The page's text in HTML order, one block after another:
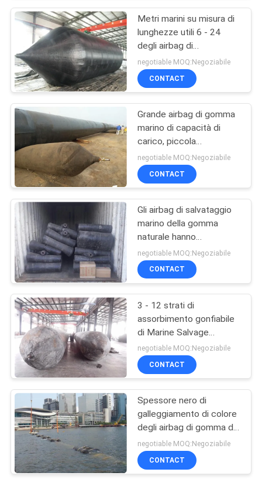
PRIVACY
POLICYCuscino
ammortizzatore
riempito di gomma
piuma
Marine Dock Fender
14
Cuscino
ammortizzatore di
gomma della nave
Barriera del rullo
compressore
Metri marini su misura di
lunghezze utili 6 - 24
degli airbag di
salvataggio di
dimensione
negotiable MOQ:Negoziabile
CONTACT
Grande airbag di gomma
marino di capacità di
carico, piccola
dimensione degli airbag
di recupero della barca
mentre sgonfiato
negotiable MOQ:Negoziabile
CONTACT
Gli airbag di salvataggio
marino della gomma
naturale hanno
ottimizzato la
disposizione strutturale
Eco amichevole
negotiable MOQ:Negoziabile
CONTACT
3 - 12 strati di
assorbimento gonfiabile
di Marine Salvage
Airbags High Shock
antinvecchiamento
negotiable MOQ:Negoziabile
CONTACT
Spessore nero di
galleggiamento di colore
degli airbag di gomma di
salvataggio marino più di
5.5mm
negotiable MOQ:Negoziabile
CONTACT